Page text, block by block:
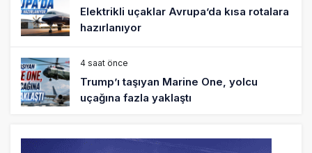
Elektrikli uçaklar Avrupa’da kısa rotalara
hazırlanıyor
4 saat önce
Trump’ı taşıyan Marine One, yolcu
uçağına fazla yaklaştı